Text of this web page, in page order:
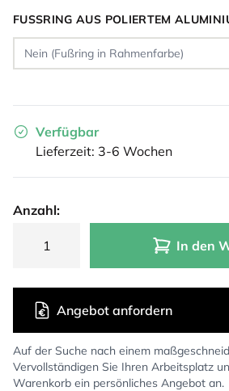
FUSSRING AUS POLIERTEM
Verfügbar
Lieferzeit: 3-6 Wochen
Anzahl:
In den
Auf der Suche nach einem
Vervollständigen Sie Ihren Arbeitsplatz
Warenkorb ein persönliches Angebot an.
Angebot anfordern